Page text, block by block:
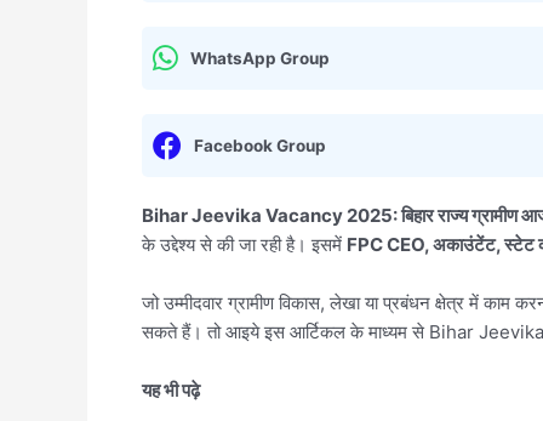
WhatsApp Group
Facebook Group
Bihar Jeevika Vacancy 2025:बिहार राज्य
के उद्देश्य से की जा रही है। इसमें FPC CEO, अकाउंटेंट,
जो उम्मीदवार ग्रामीण विकास, लेखा या प्रबंधन क्षेत्र में
सकते हैं। तो आइये इस आर्टिकल के माध्यम से Bihar Jeevika
यह भी पढ़े